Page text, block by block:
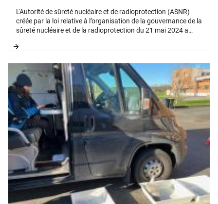
L'Autorité de sûreté nucléaire et de radioprotection (ASNR)
créée par la loi relative à l’organisation de la gouvernance de la
sûreté nucléaire et de la radioprotection du 21 mai 2024 a
l’Autorité de sûreté nucléaire (ASN) et de l’Institut de